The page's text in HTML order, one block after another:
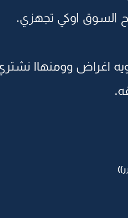
السوق اوكي تجهزي.
اغراض وومنهاا